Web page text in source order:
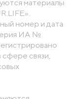
материалы
номер и дата
ИА №
связи,